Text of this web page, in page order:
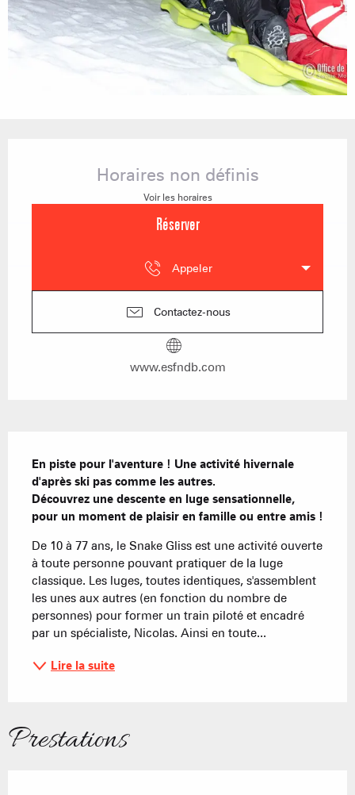
Horaires non définis
Voir les horaires
Réserver
Appeler
Contactez-nous
www.esfndb.com
En piste pour l'aventure ! Une activité hivernale
d'après ski pas comme les autres.
Découvrez une descente en luge sensationnelle,
pour un moment de plaisir en famille ou entre amis !
De 10 à 77 ans, le Snake Gliss est une activité ouverte
à toute personne pouvant pratiquer de la luge
classique. Les luges, toutes identiques, s'assemblent
les unes aux autres (en fonction du nombre de
personnes) pour former un train piloté et encadré
par un spécialiste, Nicolas. Ainsi en toute...
Lire la suite
Prestations